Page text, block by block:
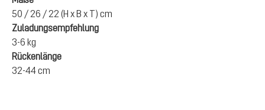
50 / 26 / 22 (H x B x T) cm
Zuladungsempfehlung
3-6 kg
Rückenlänge
32-44 cm